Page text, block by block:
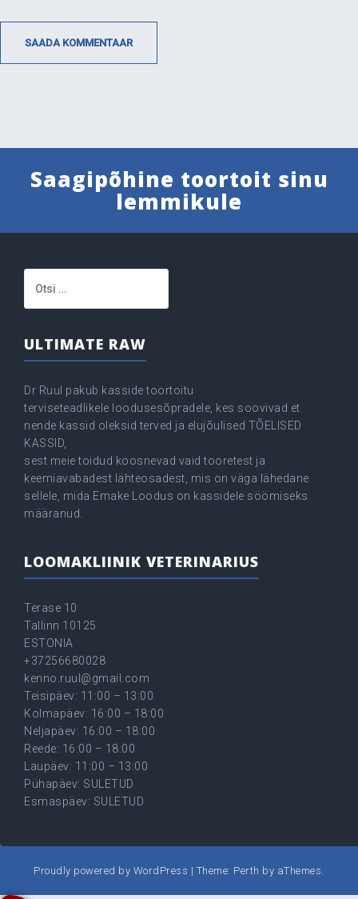
Saagipõhine toortoit sinu
lemmikule
ULTIMATE RAW
Dr Ruul pakub kasside toortoitu
terviseteadlikele loodusesõpradele, kes soovivad et
nende kassid oleksid terved ja elujõulised TÕELISED
KASSID,
sest meie toidud koosnevad vaid tooretest ja
keemiavabadest lähteosadest, mis on väga lähedane
sellele, mida Emake Loodus on kassidele söömiseks
määranud.
LOOMAKLIINIK VETERINARIUS
Terase 10
Tallinn 10125
ESTONIA
+37256680028
kenno.ruul@gmail.com
Teisipäev: 11:00 – 13:00
Kolmapäev: 16:00 – 18:00
Neljapäev: 16:00 – 18:00
Reede: 16:00 – 18:00
Laupäev: 11:00 – 13:00
Pühapäev: SULETUD
Esmaspäev: SULETUD
Proudly powered by WordPress | Theme: Perth by aThemes.